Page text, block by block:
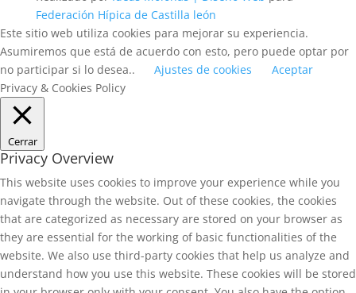
Federación Hípica de Castilla león
Este sitio web utiliza cookies para mejorar su experiencia.
Asumiremos que está de acuerdo con esto, pero puede optar por
no participar si lo desea..
Ajustes de cookies
Aceptar
Privacy & Cookies Policy
Cerrar
Privacy Overview
This website uses cookies to improve your experience while you
navigate through the website. Out of these cookies, the cookies
that are categorized as necessary are stored on your browser as
they are essential for the working of basic functionalities of the
website. We also use third-party cookies that help us analyze and
understand how you use this website. These cookies will be stored